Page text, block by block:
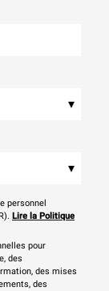
▾
▾
personnel
Lire la Politique
pour
des
des mises
des